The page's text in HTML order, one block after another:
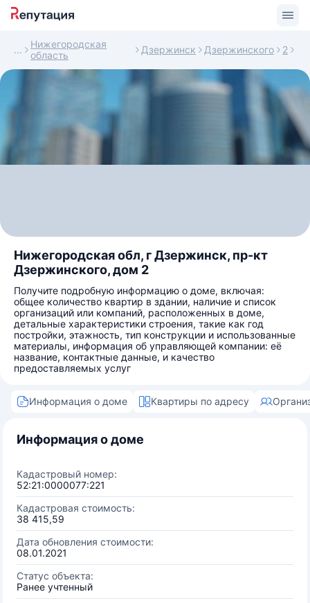
Нижегородская
область
Дзержинск Дзержинского 2
Нижегородская обл, г Дзержинск, пр-кт
Дзержинского, дом 2
Получите подробную информацию о доме, включая:
общее количество квартир в здании, наличие и список
организаций или компаний, расположенных в доме,
детальные характеристики строения, такие как год
постройки, этажность, тип конструкции и использованные
материалы, информация об управляющей компании: её
название, контактные данные, и качество
предоставляемых услуг
Информация о доме Квартиры по адресу
Информация о доме
Кадастровый номер:
52:21:0000077:221
Кадастровая стоимость:
38 415,59
Дата обновления стоимости:
08.01.2021
Статус объекта:
Ранее учтенный